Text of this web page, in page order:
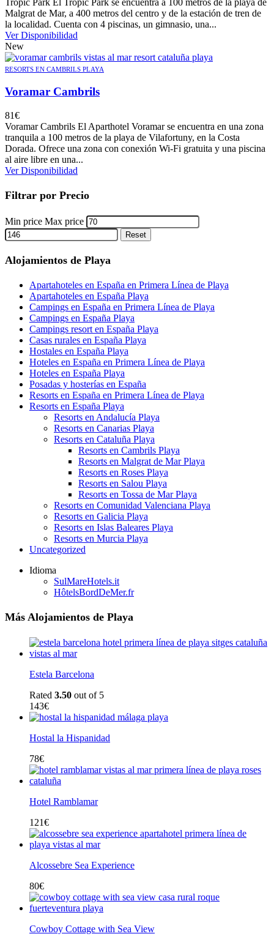
Malgrat de Mar, a 400 metros del centro y de la estación de tren de
la localidad. Cuenta con 4 piscinas, un gimnasio, una...
Ver Disponibilidad
New
RESORTS EN CAMBRILS PLAYA
Voramar Cambrils
81€
Voramar Cambrils El Aparthotel Voramar se encuentra en una zona
tranquila a 100 metros de la playa de Vilafortuny, en la Costa
Dorada. Ofrece una zona con conexión Wi-Fi gratuita y una piscina
al aire libre en una...
Ver Disponibilidad
Filtrar por Precio
Min price Max price
Reset
Alojamientos de Playa
Apartahoteles en España en Primera Línea de Playa
Apartahoteles en España Playa
Campings en España en Primera Línea de Playa
Campings en España Playa
Campings resort en España Playa
Casas rurales en España Playa
Hostales en España Playa
Hoteles en España en Primera Línea de Playa
Hoteles en España Playa
Posadas y hosterías en España
Resorts en España en Primera Línea de Playa
Resorts en España Playa
Resorts en Andalucía Playa
Resorts en Canarias Playa
Resorts en Cataluña Playa
Resorts en Cambrils Playa
Resorts en Malgrat de Mar Playa
Resorts en Roses Playa
Resorts en Salou Playa
Resorts en Tossa de Mar Playa
Resorts en Comunidad Valenciana Playa
Resorts en Galicia Playa
Resorts en Islas Baleares Playa
Resorts en Murcia Playa
Uncategorized
Idioma
SulMareHotels.it
HôtelsBordDeMer.fr
Más Alojamientos de Playa
Estela Barcelona
Rated 3.50 out of 5
143€
Hostal la Hispanidad
78€
Hotel Ramblamar
121€
Alcossebre Sea Experience
80€
Cowboy Cottage with Sea View